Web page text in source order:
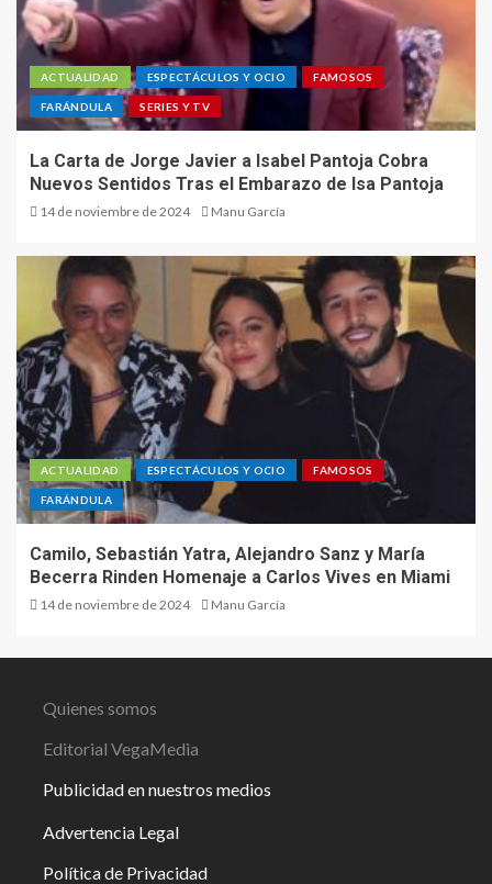
ACTUALIDAD ESPECTÁCULOS Y OCIO FAMOSOS
FARÁNDULA SERIES Y TV
La Carta de Jorge Javier a Isabel Pantoja Cobra
Nuevos Sentidos Tras el Embarazo de Isa Pantoja
14 de noviembre de 2024 Manu García
ACTUALIDAD ESPECTÁCULOS Y OCIO FAMOSOS
FARÁNDULA
Camilo, Sebastián Yatra, Alejandro Sanz y María
Becerra Rinden Homenaje a Carlos Vives en Miami
14 de noviembre de 2024 Manu García
Quienes somos
Editorial VegaMedia
Publicidad en nuestros medios
Advertencia Legal
Política de Privacidad